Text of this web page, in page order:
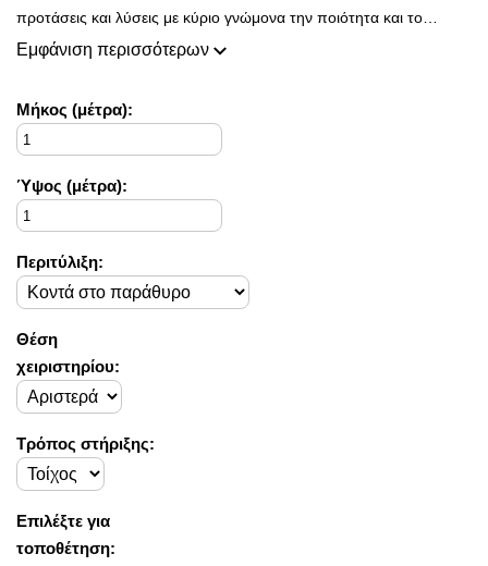
προτάσεις και λύσεις με κύριο γνώμονα την ποιότητα και το
ασύγκριτο design, προκειμένου να είμαστε πάντοτε σε θέση να
φρέσκες ιδέες διακόσμησης, που ικανοποιούν ακόμη και τους πιο
απαιτητικούς!
Στο Decorama Home έχουμε ως στόχο να χαρίσουμε χρώμα και
ασύγκριτο στυλ στο προσωπικό σας χώρο και να τον αναδείξουμε
με τον πιο όμορφο τρόπο!
Εμφάνιση περισσότερων
Mήκος (μέτρα):
Ύψος (μέτρα):
Περιτύλιξη:
Θέση
χειριστηρίου:
Τρόπος στήριξης:
Επιλέξτε για
τοποθέτηση: